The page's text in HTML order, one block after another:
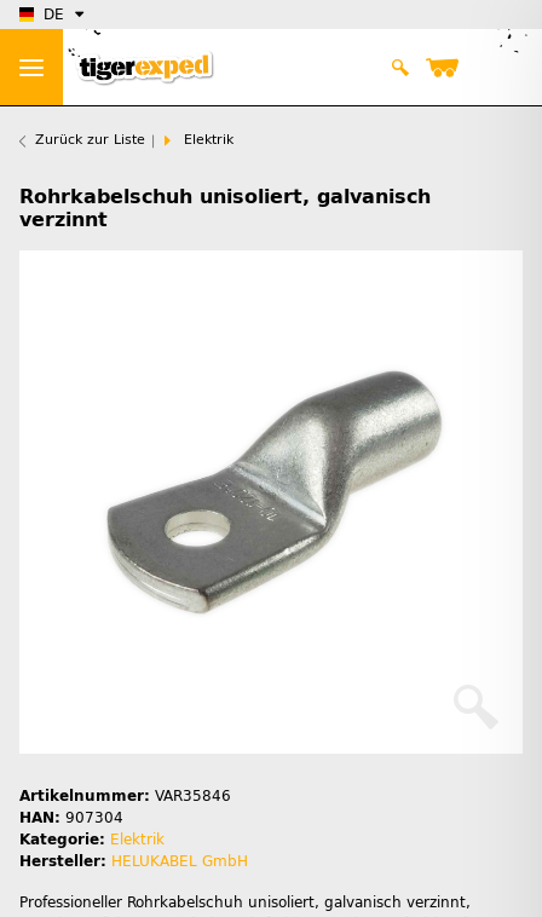
DE
Zurück zur Liste Elektrik
Rohrkabelschuh unisoliert, galvanisch
verzinnt
Artikelnummer: VAR35846
HAN: 907304
Kategorie: Elektrik
Hersteller: HELUKABEL GmbH
Professioneller Rohrkabelschuh unisoliert, galvanisch verzinnt,